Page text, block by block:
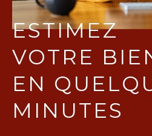
ESTIMEZ
VOTRE
EN
MINUTES